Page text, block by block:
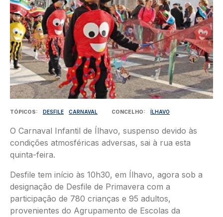
TÓPICOS DESFILE CARNAVAL CONCELHO ÍLHAVO
O Carnaval Infantil de Ílhavo, suspenso devido às
condições atmosféricas adversas, sai à rua esta
quinta-feira.
Desfile tem início às 10h30, em Ílhavo, agora sob a
designação de Desfile de Primavera com a
participação de 780 crianças e 95 adultos,
provenientes do Agrupamento de Escolas da